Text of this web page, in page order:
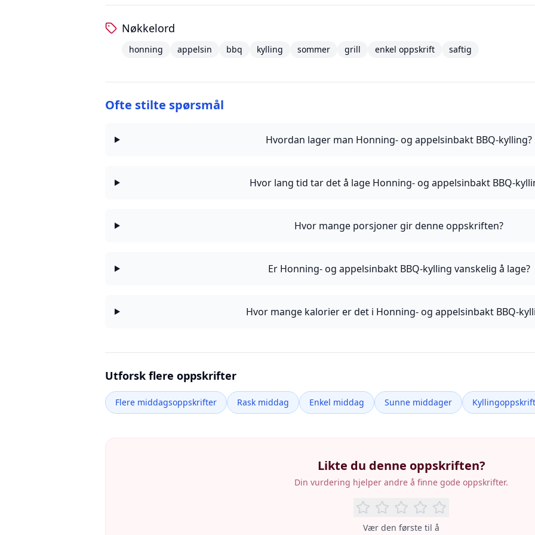
Nøkkelord
honning appelsin bbq kylling sommer grill enkel oppskrift saftig
Ofte stilte spørsmål
Hvordan lager man Honning- og appelsinbakt BBQ-kylling?
Hvor lang tid tar det å lage Honning- og appelsinbakt BBQ-
Hvor mange porsjoner gir denne oppskriften?
Er Honning- og appelsinbakt BBQ-kylling vanskelig å lage?
Hvor mange kalorier er det i Honning- og appelsinbakt BBQ-
Utforsk flere oppskrifter
Flere middagsoppskrifter Rask middag Enkel middag Sunne middager
Likte du denne oppskriften?
Din vurdering hjelper andre å finne gode oppskrifter.
Vær den første til å